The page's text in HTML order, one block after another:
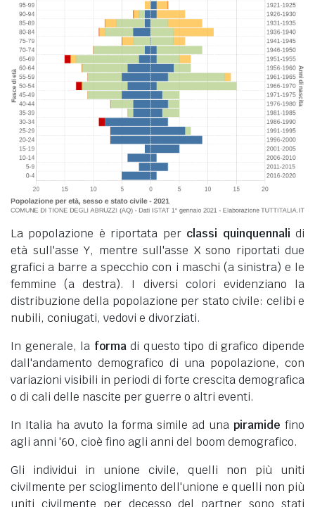
La popolazione è riportata per classi quinquennali di
età sull'asse Y, mentre sull'asse X sono riportati due
grafici a barre a specchio con i maschi (a sinistra) e le
femmine (a destra). I diversi colori evidenziano la
distribuzione della popolazione per stato civile: celibi e
nubili, coniugati, vedovi e divorziati.
In generale, la formadi questo tipo di grafico dipende
dall'andamento demografico di una popolazione, con
variazioni visibili in periodi di forte crescita demografica
o di cali delle nascite per guerre o altri eventi.
In Italia ha avuto la forma simile ad una piramide fino
agli anni '60, cioè fino agli anni del boom demografico.
Gli individui in unione civile, quelli non più uniti
civilmente per scioglimento dell'unione e quelli non più
uniti civilmente per decesso del partner sono stati